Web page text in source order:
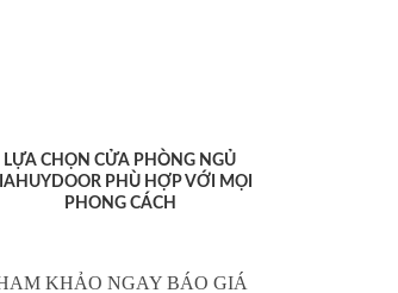
LỰA CHỌN CỬA PHÒNG NGỦ
PHÙ HỢP VỚI MỌI
PHONG CÁCH